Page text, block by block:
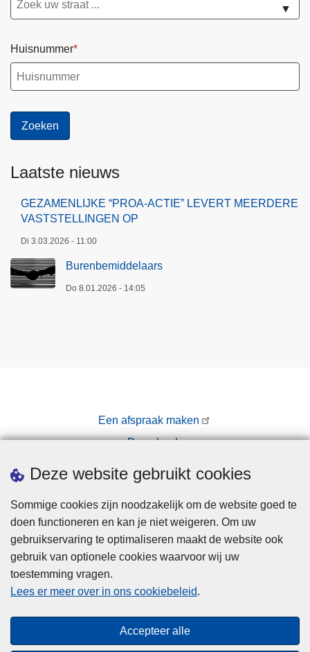
Deze website gebruikt cookies
Sommige cookies zijn noodzakelijk om de website goed te
doen functioneren en kan je niet weigeren. Om uw
gebruikservaring te optimaliseren maakt de website ook
gebruik van optionele cookies waarvoor wij uw
toestemming vragen.
Lees er meer over in ons cookiebeleid.
Accepteer alle
▼
Huisnummer
Laatste nieuws
GEZAMENLIJKE “PROA-ACTIE” LEVERT MEERDERE
VASTSTELLINGEN OP
Di 3.03.2026 - 11:00
Burenbemiddelaars
Do 8.01.2026 - 14:05
Een afspraak maken
Downloads
Pers
Privacy
Toegankelijkheid